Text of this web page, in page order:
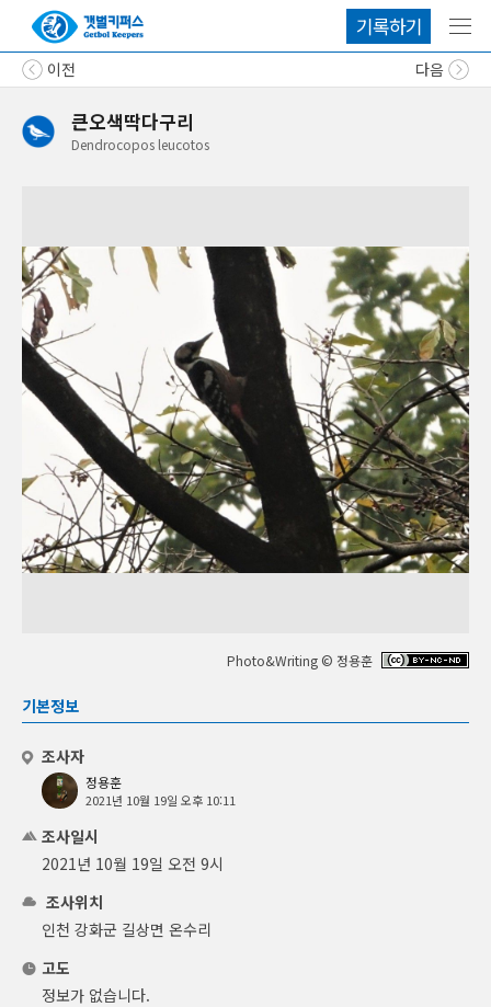
메
기록하기
이전 다음
큰오색딱다구리
Dendrocopos leucotos
Photo&Writing © 정용훈
기본정보
조사자
정용훈
2021년 10월 19일 오후 10:11
조사일시
2021년 10월 19일 오전 9시
조사위치
인천 강화군 길상면 온수리
고도
정보가 없습니다.